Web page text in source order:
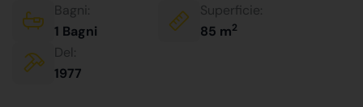
Bagni:
1 Bagni
Superficie:
85 m2
Del:
1977